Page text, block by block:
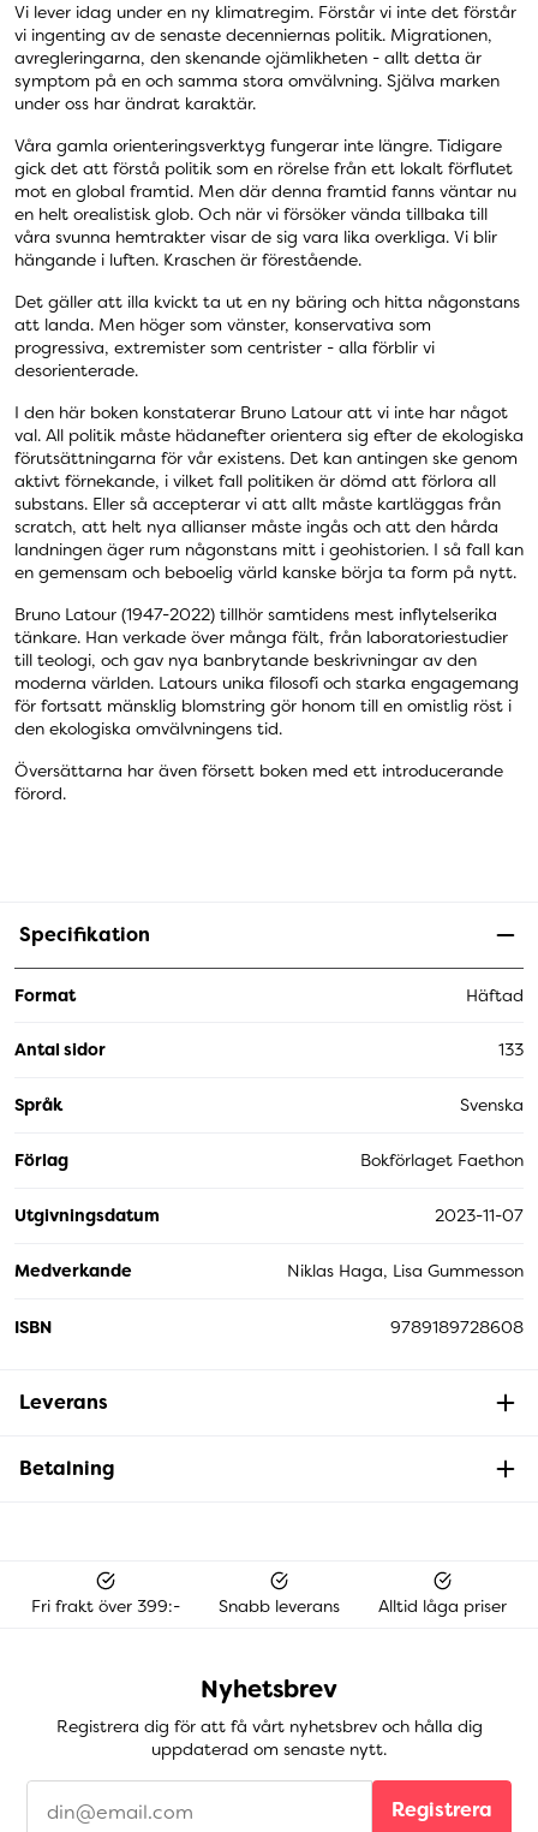
Vi lever idag under en ny klimatregim. Förstår vi inte det förstår
vi ingenting av de senaste decenniernas politik. Migrationen,
avregleringarna, den skenande ojämlikheten - allt detta är
symptom på en och samma stora omvälvning. Själva marken
under oss har ändrat karaktär.
Våra gamla orienteringsverktyg fungerar inte längre. Tidigare
gick det att förstå politik som en rörelse från ett lokalt förflutet
mot en global framtid. Men där denna framtid fanns väntar nu
en helt orealistisk glob. Och när vi försöker vända tillbaka till
våra svunna hemtrakter visar de sig vara lika overkliga. Vi blir
hängande i luften. Kraschen är förestående.
Det gäller att illa kvickt ta ut en ny bäring och hitta någonstans
att landa. Men höger som vänster, konservativa som
progressiva, extremister som centrister - alla förblir vi
desorienterade.
I den här boken konstaterar Bruno Latour att vi inte har något
val. All politik måste hädanefter orientera sig efter de ekologiska
förutsättningarna för vår existens. Det kan antingen ske genom
aktivt förnekande, i vilket fall politiken är dömd att förlora all
substans. Eller så accepterar vi att allt måste kartläggas från
scratch, att helt nya allianser måste ingås och att den hårda
landningen äger rum någonstans mitt i geohistorien. I så fall kan
en gemensam och beboelig värld kanske börja ta form på nytt.
Bruno Latour (1947-2022) tillhör samtidens mest inflytelserika
tänkare. Han verkade över många fält, från laboratoriestudier
till teologi, och gav nya banbrytande beskrivningar av den
moderna världen. Latours unika filosofi och starka engagemang
för fortsatt mänsklig blomstring gör honom till en omistlig röst i
den ekologiska omvälvningens tid.
Översättarna har även försett boken med ett introducerande
förord.
Specifikation
Format Häftad
Antal sidor 133
Språk Svenska
Förlag Bokförlaget Faethon
Utgivningsdatum 2023-11-07
Medverkande Niklas Haga, Lisa Gummesson
ISBN 9789189728608
Leverans
Betalning
Fri frakt över 399:- Snabb leverans Alltid låga priser
Nyhetsbrev
Registrera dig för att få vårt nyhetsbrev och hålla dig
uppdaterad om senaste nytt.
Registrera